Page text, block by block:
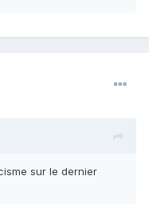
sur le dernier